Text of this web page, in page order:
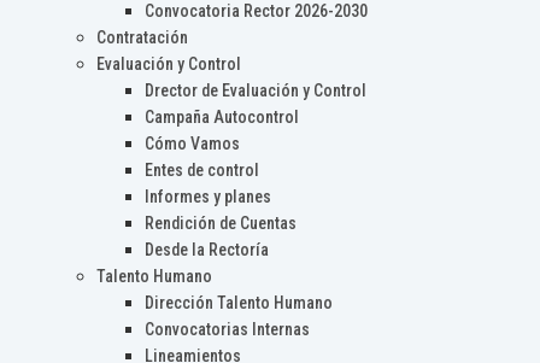
Convocatoria Rector 2026-2030
Contratación
Evaluación y Control
Drector de Evaluación y Control
Campaña Autocontrol
Cómo Vamos
Entes de control
Informes y planes
Rendición de Cuentas
Desde la Rectoría
Talento Humano
Dirección Talento Humano
Convocatorias Internas
Lineamientos